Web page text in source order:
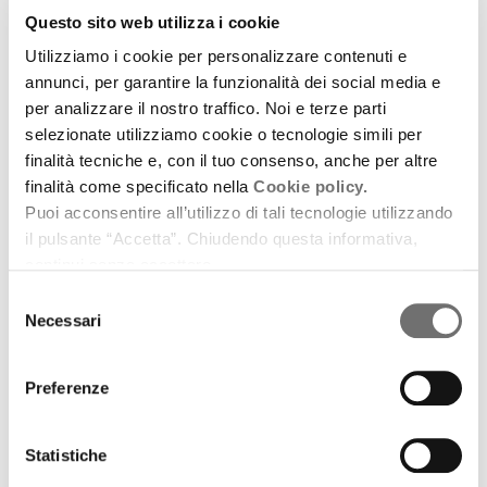
Questo sito web utilizza i cookie
Utilizziamo i cookie per personalizzare contenuti e
annunci, per garantire la funzionalità dei social media e
per analizzare il nostro traffico. Noi e terze parti
selezionate utilizziamo cookie o tecnologie simili per
finalità tecniche e, con il tuo consenso, anche per altre
finalità come specificato nella Cookie policy.
Puoi acconsentire all’utilizzo di tali tecnologie utilizzando
il pulsante “Accetta”. Chiudendo questa informativa,
delNecessari
Preferenze
Statistiche
Archivio / Scelto per voi
Filippo Cosentino Trio
24 settembre 2014
E il loro nuovo cd “Human Being”
Ascolta downloadPodcast